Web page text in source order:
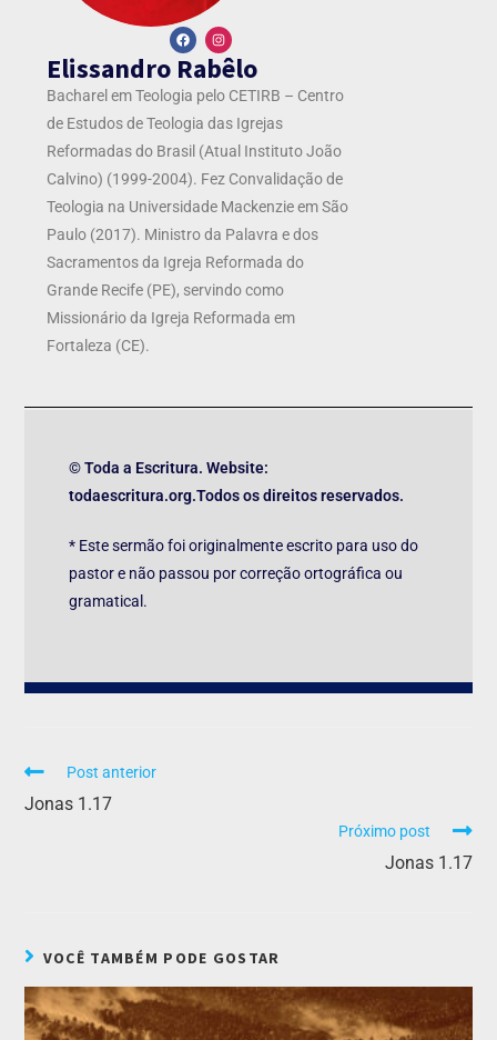
Elissandro Rabêlo
Bacharel em Teologia pelo CETIRB – Centro
de Estudos de Teologia das Igrejas
Reformadas do Brasil (Atual Instituto João
Calvino) (1999-2004). Fez Convalidação de
Teologia na Universidade Mackenzie em São
Paulo (2017). Ministro da Palavra e dos
Sacramentos da Igreja Reformada do
Grande Recife (PE), servindo como
Missionário da Igreja Reformada em
Fortaleza (CE).
© Toda a Escritura. Website:
todaescritura.org.Todos os direitos reservados.
* Este sermão foi originalmente escrito para uso do
pastor e não passou por correção ortográfica ou
gramatical.
Post anterior
Jonas 1.17
Próximo post
Jonas 1.17
VOCÊ TAMBÉM PODE GOSTAR